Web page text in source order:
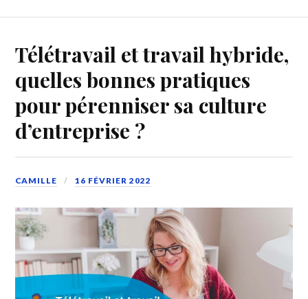
Télétravail et travail hybride,
quelles bonnes pratiques
pour pérenniser sa culture
d’entreprise ?
CAMILLE 16 FÉVRIER 2022